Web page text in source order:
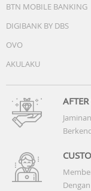
BTN MOBILE BANKING
DIGIBANK BY DBS
OVO
AKULAKU
AFTER